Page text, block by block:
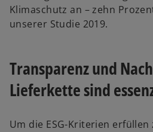
Klimaschutz an – zehn
unserer Studie 2019.
Transparenz und
Lieferkette sind
Um die ESG-Kriterien